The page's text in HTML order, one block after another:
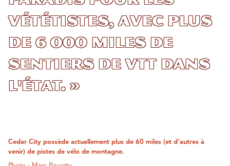
vététistes, avec plus
de 6 000 miles de
sentiers de VTT dans
l'État. »
Cedar City possède actuellement plus de 60 miles (et d'autres à
venir) de pistes de vélo de montagne.